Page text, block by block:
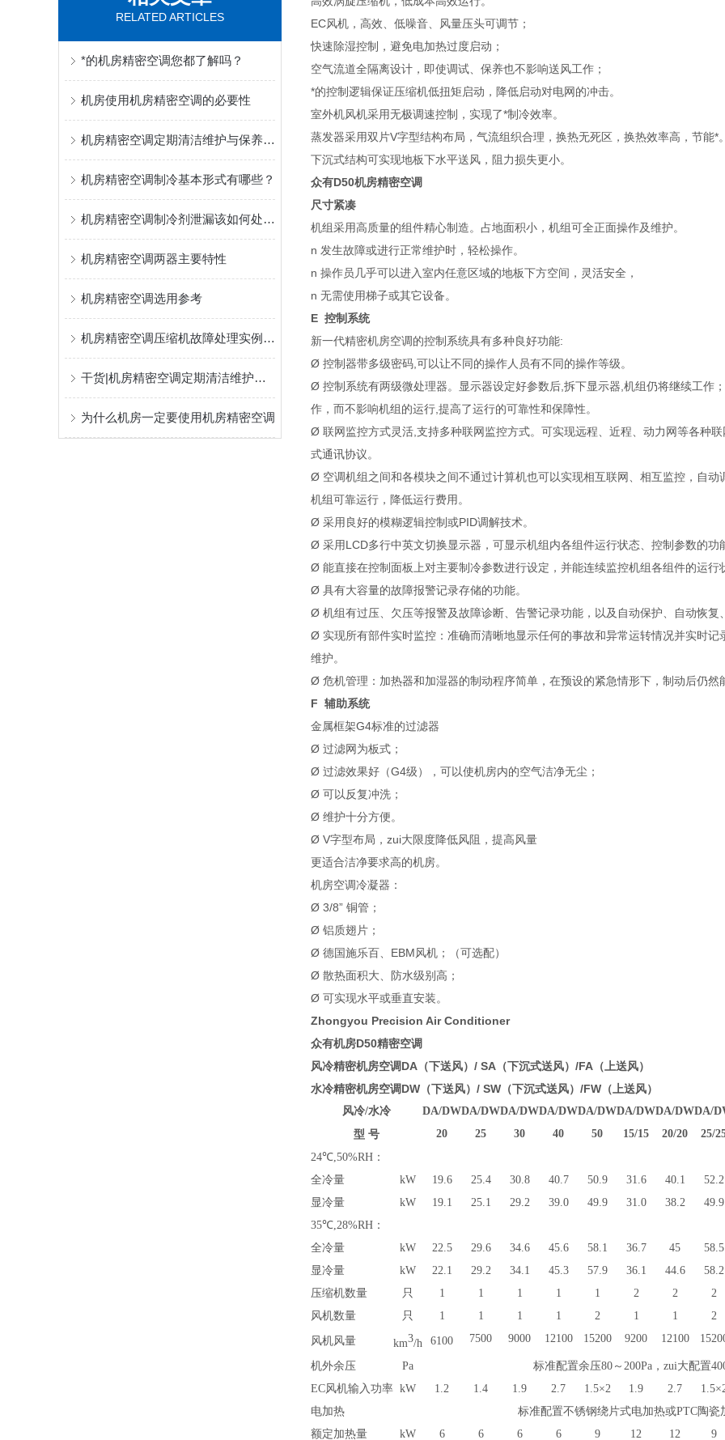
RELATED ARTICLES
*的机房精密空调您都了解吗？
机房使用机房精密空调的必要性
机房精密空调定期清洁维护与保养的重要性!!!
机房精密空调制冷基本形式有哪些？
机房精密空调制冷剂泄漏该如何处理？
机房精密空调两器主要特性
机房精密空调选用参考
机房精密空调压缩机故障处理实例！！！
干货|机房精密空调定期清洁维护与保养的重要性!!!
为什么机房一定要使用机房精密空调
EC风机，高效、低噪音、风量压头可调节；
快速除湿控制，避免电加热过度启动；
空气流道全隔离设计，即使调试、保养也不影响送风工作；
*的控制逻辑保证压缩机低扭矩启动，降低启动对电网的冲击。
室外机风机采用无极调速控制，实现了*制冷效率。
蒸发器采用双片V字型结构布局，气流组织合理，换热无死区，换热效率高，节能*
下沉式结构可实现地板下水平送风，阻力损失更小。
众有D50机房精密空调
尺寸紧凑
机组采用高质量的组件精心制造。占地面积小，机组可全正面操作及维护。
n 发生故障或进行正常维护时，轻松操作。
n 操作员几乎可以进入室内任意区域的地板下方空间，灵活安全，
n 无需使用梯子或其它设备。
E 控制系统
新一代精密机房空调的控制系统具有多种良好功能:
Ø 控制器带多级密码,可以让不同的操作人员有不同的操作等级。
Ø 控制系统有两级微处理器。显示器设定好参数后,拆下显示器,机组仍将继续工作
作，而不影响机组的运行,提高了运行的可靠性和保障性。
Ø 联网监控方式灵活,支持多种联网监控方式。可实现远程、近程、动力网等各种
式通讯协议。
Ø 空调机组之间和各模块之间不通过计算机也可以实现相互联网、相互监控，自
机组可靠运行，降低运行费用。
Ø 采用良好的模糊逻辑控制或PID调解技术。
Ø 采用LCD多行中英文切换显示器，可显示机组内各组件运行状态、控制参数的
Ø 能直接在控制面板上对主要制冷参数进行设定，并能连续监控机组各组件的运行
Ø 具有大容量的故障报警记录存储的功能。
Ø 机组有过压、欠压等报警及故障诊断、告警记录功能，以及自动保护、自动恢复
Ø 实现所有部件实时监控：准确而清晰地显示任何的事故和异常运转情况并实时
维护。
Ø 危机管理：加热器和加湿器的制动程序简单，在预设的紧急情形下，制动后仍然
F 辅助系统
金属框架G4标准的过滤器
Ø 过滤网为板式；
Ø 过滤效果好（G4级），可以使机房内的空气洁净无尘；
Ø 可以反复冲洗；
Ø 维护十分方便。
Ø V字型布局，zui大限度降低风阻，提高风量
更适合洁净要求高的机房。
机房空调冷凝器：
Ø 3/8” 铜管；
Ø 铝质翅片；
Ø 德国施乐百、EBM风机；（可选配）
Ø 散热面积大、防水级别高；
Ø 可实现水平或垂直安装。
Zhongyou Precision Air Conditioner
众有机房D50精密空调
风冷精密机房空调DA（下送风）/ SA（下沉式送风）/FA（上送风）
水冷精密机房空调DW（下送风）/ SW（下沉式送风）/FW（上送风）
风冷/水冷 DA/DWDA/DWDA/DWDA/DWDA/DWDA/DWDA/DWDA/
型 号 20 25 30 40 50 15/15 20/20
25/
24℃,50%RH ：
全冷量
kW 19.6 25.4 30.8 40.7 50.9 31.6 40.1
52.2
显冷量
kW 19.1 25.1 29.2 39.0 49.9 31.0 38.2
49.9
35℃,28%RH：
全冷量
kW 22.5 29.6 34.6 45.6 58.1 36.7 45
58.5
显冷量
kW 22.1 29.2 34.1 45.3 57.9 36.1 44.6
58.2
压缩机数量
只 1 1 1 1 1 2 2
2
风机数量
只 1 1 1 1 2 1 1 2
风机风量 km3/h 6100 7500 9000 12100 15200 9200 12100
机外余压 Pa
标准配置余压80～200Pa，zui大配置
EC风机输入功率 kW 1.2 1.4 1.9 2.7 1.5×2 1.9 2.7
电加热
标准配置不锈钢绕片式电加热或PTC陶瓷
额定加热量
kW 6 6 6 6 9 12 12 9